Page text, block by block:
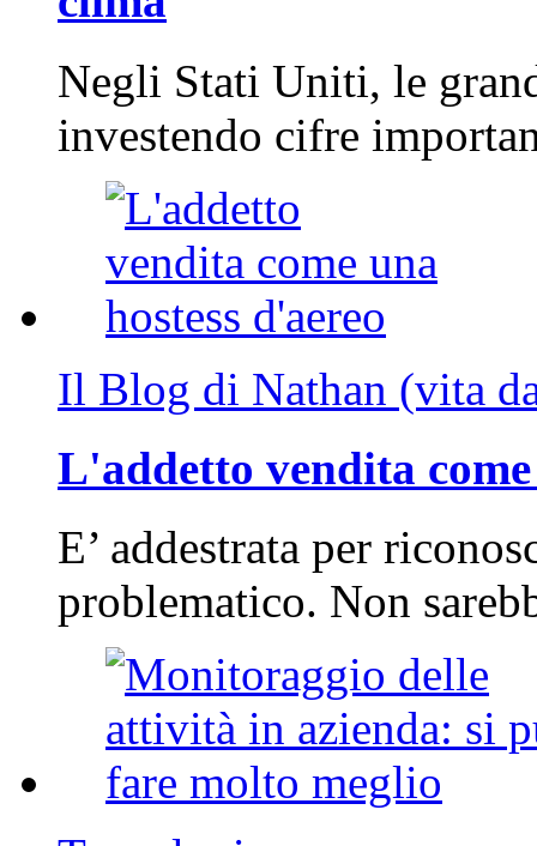
Negli Stati Uniti, le
investendo cifre
Il Blog di Nathan (vita
L'addetto vendita
E’ addestrata per
problematico. Non